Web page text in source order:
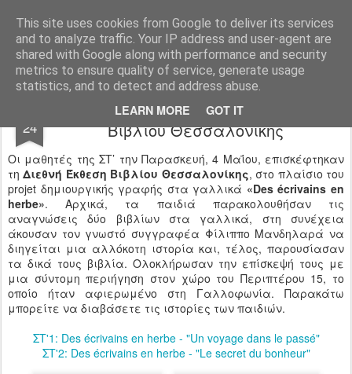
This site uses cookies from Google to deliver its services
and to analyze traffic. Your IP address and user-agent are
shared with Google along with performance and security
metrics to ensure quality of service, generate usage
statistics, and to detect and address abuse.
LEARN MORE GOT IT
Ιδιωτικό Δημοτικό Σχολείο "Ι.Μ.ΔΕΛΑΣΑΛ"
24
Το «ΔΕΛΑΣΑΛ» στη Διεθνή Έκθεση
Βιβλίου Θεσσαλονίκης
Οι μαθητές της ΣΤ’ την Παρασκευή, 4 Μαΐου, επισκέφτηκαν
τηΔιεθνή Έκθεση Βιβλίου Θεσσαλονίκης, στο πλαίσιο του
projet δημιουργικής γραφής στα γαλλικά «Des écrivains en
herbe». Αρχικά, τα παιδιά παρακολουθήσαν τις
αναγνώσεις δύο βιβλίων στα γαλλικά, στη συνέχεια
άκουσαν τον γνωστό συγγραφέα Φίλιππο Μανδηλαρά να
διηγείται μια αλλόκοτη ιστορία και, τέλος, παρουσίασαν
τα δικά τους βιβλία. Ολοκλήρωσαν την επίσκεψή τους με
μια σύντομη περιήγηση στον χώρο του Περιπτέρου 15, το
οποίο ήταν αφιερωμένο στη Γαλλοφωνία. Παρακάτω
μπορείτε να διαβάσετε τις ιστορίες των παιδιών.
ΣΤ'1: Des écrivains en herbe - "Un voyage dans le passé"
ΣΤ'2: Des écrivains en herbe - "Le secret du bonheur"